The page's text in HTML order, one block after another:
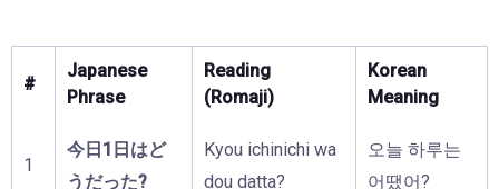
#
Japanese
Phrase
Reading
(Romaji)
Korean
Meaning
1
今日1日はど
うだった?
Kyou ichinichi wa
dou datta?
오늘 하루는
어땠어?